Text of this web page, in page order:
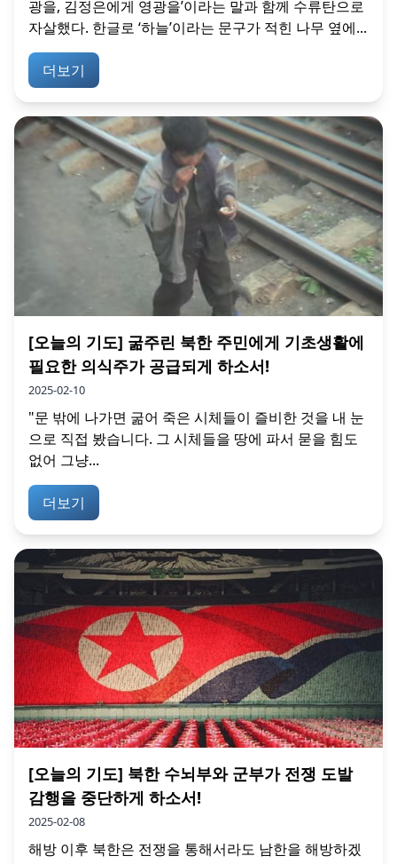
광을, 김정은에게 영광을’이라는 말과 함께 수류탄으로
자살했다. 한글로 ‘하늘’이라는 문구가 적힌 나무 옆에...
더보기
[오늘의 기도] 굶주린 북한 주민에게 기초생활에
필요한 의식주가 공급되게 하소서!
2025-02-10
"문 밖에 나가면 굶어 죽은 시체들이 즐비한 것을 내 눈
으로 직접 봤습니다. 그 시체들을 땅에 파서 묻을 힘도
없어 그냥...
더보기
[오늘의 기도] 북한 수뇌부와 군부가 전쟁 도발
감행을 중단하게 하소서!
2025-02-08
해방 이후 북한은 전쟁을 통해서라도 남한을 해방하겠